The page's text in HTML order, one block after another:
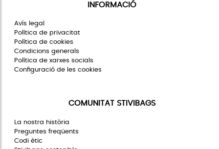
INFORMACIÓ
Avís legal
Política de privacitat
Política de cookies
Condicions generals
Política de xarxes socials
Configuració de les cookies
COMUNITAT STIVIBAGS
La nostra història
Preguntes freqüents
Codi ètic